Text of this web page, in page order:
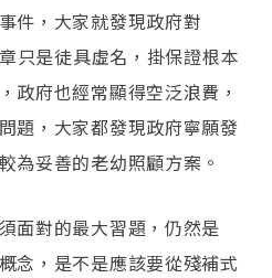
件，大家就發現政府對
只是徒具虛名，掛保證根本
政府也經常顯得空泛浪費，
題，大家都發現政府寧願發
為妥善的老幼照顧方案。
面對的最大習題，仍然是
念，是不是應該要從殘補式